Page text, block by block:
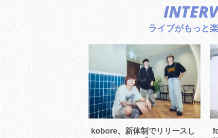
ライブがもっと
kobore、新体制でリリースし